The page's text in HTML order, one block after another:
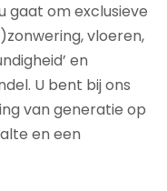
gaat om exclusieve
vloeren,
en
U bent bij ons
van generatie op
en een